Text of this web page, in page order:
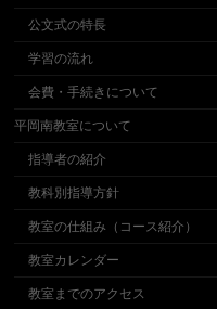
公文式の特長
学習の流れ
会費・手続きについて
平岡南教室について
指導者の紹介
教科別指導方針
教室の仕組み（コース紹介）
教室カレンダー
教室までのアクセス